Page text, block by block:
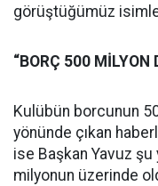
görüştüğümüz
“BORÇ 500 MİLYON
Kulübün borcunun
yönünde çıkan
ise Başkan Yavuz şu
milyonun üzerinde